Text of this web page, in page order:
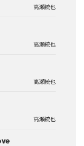
高瀬統也
高瀬統也
高瀬統也
高瀬統也